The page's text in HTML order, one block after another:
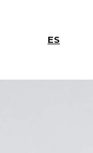
ES